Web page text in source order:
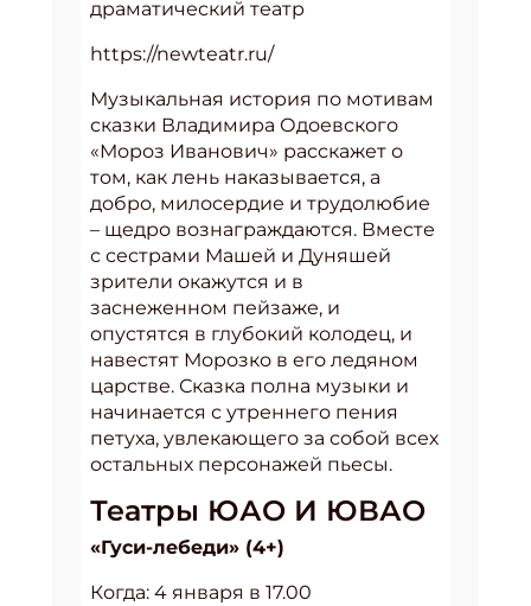
драматический театр
https://newteatr.ru/
Музыкальная история по мотивам
сказки Владимира Одоевского
«Мороз Иванович» расскажет о
том, как лень наказывается, а
добро, милосердие и трудолюбие
– щедро вознаграждаются. Вместе
с сестрами Машей и Дуняшей
зрители окажутся и в
заснеженном пейзаже, и
опустятся в глубокий колодец, и
навестят Морозко в его ледяном
царстве. Сказка полна музыки и
начинается с утреннего пения
петуха, увлекающего за собой всех
остальных персонажей пьесы.
Театры ЮАО И ЮВАО
«Гуси-лебеди» (4+)
Когда: 4 января в 17.00